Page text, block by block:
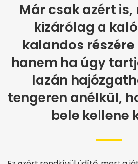
Már csak azért
kizárólag a
kalandos
hanem ha úgy
lazán
tengeren anélkül,
bele kellene